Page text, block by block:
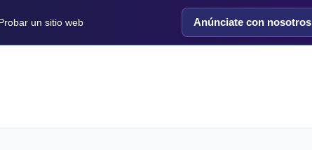
un sitio web Anúnciate con nosotros